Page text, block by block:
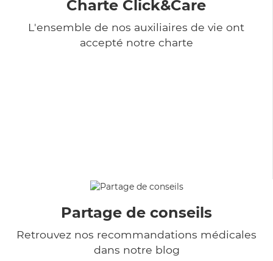
Charte Click&Care
L'ensemble de nos auxiliaires de vie ont
accepté notre charte
Partage de conseils
Retrouvez nos recommandations médicales
dans notre blog